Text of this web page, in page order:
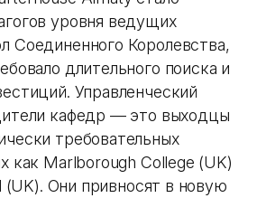
уровня ведущих
Соединенного Королевства,
длительного поиска и
Управленческий
кафедр — это выходцы
требовательных
как Marlborough College (UK)
(UK). Они привносят в новую